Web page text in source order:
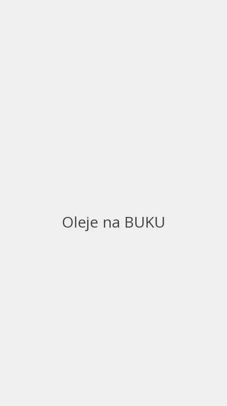
Oleje na BUKU